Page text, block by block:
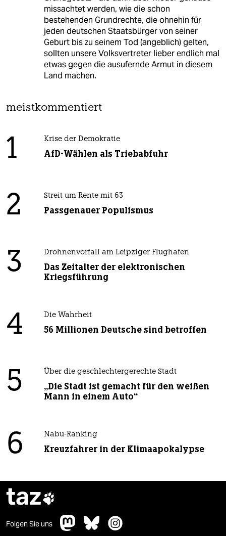
missachtet werden, wie die schon
bestehenden Grundrechte, die ohnehin für
jeden deutschen Staatsbürger von seiner
Geburt bis zu seinem Tod (angeblich) gelten,
sollten unsere Volksvertreter lieber endlich mal
etwas gegen die ausufernde Armut in diesem
Land machen.
meistkommentiert
1 Krise der Demokratie
AfD-Wählen als Triebabfuhr
2 Streit um Rente mit 63
Passgenauer Populismus
3 Drohnenvorfall am Leipziger Flughafen
Das Zeitalter der elektronischen
Kriegsführung
4 Die Wahrheit
56 Millionen Deutsche sind betroffen
5 Über die geschlechtergerechte Stadt
„Die Stadt ist gemacht für den weißen
Mann in einem Auto“
6 Nabu-Ranking
Kreuzfahrer in der Klimaapokalypse
taz
Folgen Sie uns